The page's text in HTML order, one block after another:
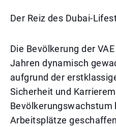
Der Reiz des Dubai-
Die Bevölkerung der
Jahren dynamisch
aufgrund der
Sicherheit und
Bevölkerungswachstum
Arbeitsplätze